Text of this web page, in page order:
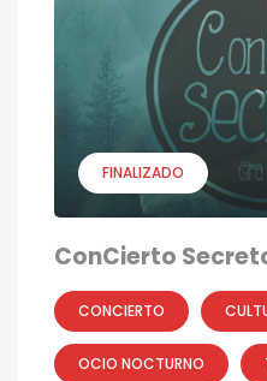
FINALIZADO
ConCierto
CONCIERTO
OCIO NOCTURNO